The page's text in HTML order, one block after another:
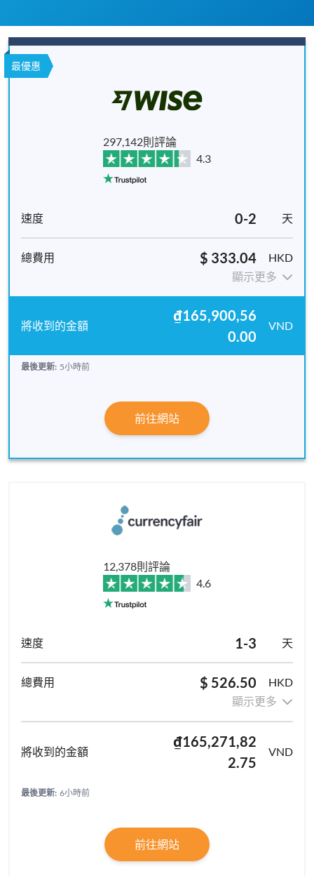
最優惠
297,142則評論
4.3
0-2 天
$ 333.04
HKD
顯示更多
₫165,900,56
0.00
VND
最後更新: 5小時前
前往網站
12,378則評論
4.6
1-3 天
$ 526.50
HKD
顯示更多
₫165,271,82
2.75
VND
最後更新: 6小時前
前往網站